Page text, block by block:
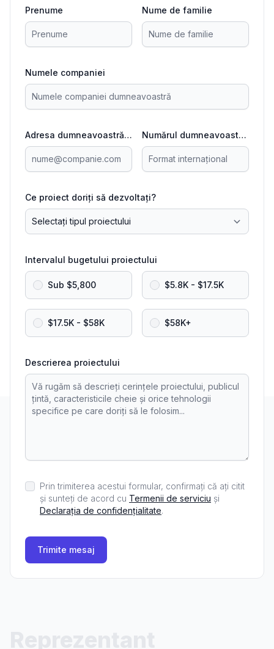
Prenume Nume de familie
Numele companiei
Adresa dumneavoastră de email Numărul dumneavoastră de telefon
Ce proiect doriți să dezvoltați?
Intervalul bugetului proiectului
Sub $5,800 $5.8K - $17.5K
$17.5K - $58K $58K+
Descrierea proiectului
Prin trimiterea acestui formular, confirmați că ați citit
și sunteți de acord cu Termenii de serviciu și
Declarația de confidențialitate.
Trimite mesaj